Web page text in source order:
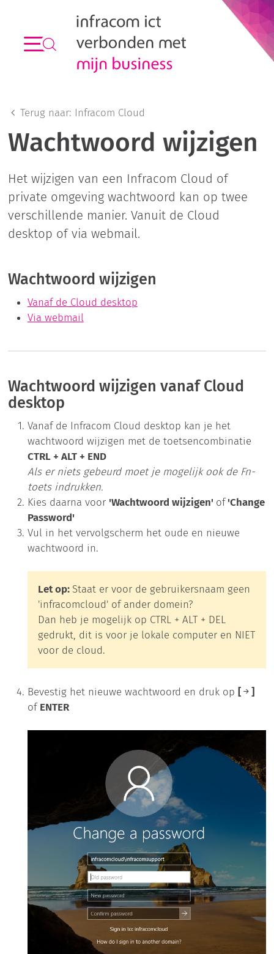
Terug naar: Infracom Cloud
Wachtwoord wijzigen
Het wijzigen van een Infracom Cloud of
private omgeving wachtwoord kan op twee
verschillende manier. Vanuit de Cloud
desktop of via webmail.
Wachtwoord wijzigen
Vanaf de Cloud desktop
Via webmail
Wachtwoord wijzigen vanaf Cloud
desktop
Vanaf de Infracom Cloud desktop kan je het
wachtwoord wijzigen met de toetsencombinatie
CTRL + ALT + END
Als er niets gebeurd moet je mogelijk ook de Fn-
toets indrukken.
Kies daarna voor 'Wachtwoord wijzigen' of'Change
Password'
Vul in het vervolgscherm het oude en nieuwe
wachtwoord in.
Let op: Staat er voor de gebruikersnaam geen
'infracomcloud' of ander domein?
Dan heb je mogelijk op CTRL + ALT + DEL
gedrukt, dit is voor je lokale computer en NIET
voor de cloud.
Bevestig het nieuwe wachtwoord en druk op [
]
of ENTER